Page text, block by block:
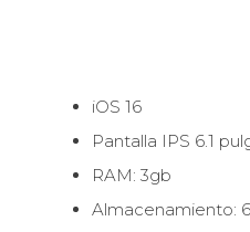
iOS 16
Pantalla IPS 6.1
RAM: 3gb
Almacenamiento: